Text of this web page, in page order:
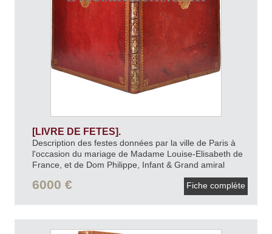
[LIVRE DE FETES].
Description des festes données par la ville de Paris à
l'occasion du mariage de Madame Louise-Elisabeth de
France, et de Dom Philippe, Infant & Grand amiral
d'Espagne, les vingt-neuvième & trentième août mil
sept cent trente.
6000 € Fiche complète